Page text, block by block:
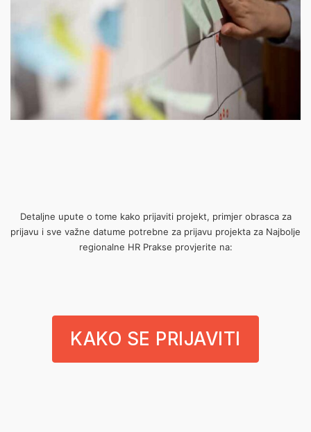
Detaljne upute o tome kako prijaviti projekt, primjer obrasca za
prijavu i sve važne datume potrebne za prijavu projekta za Najbolje
regionalne HR Prakse provjerite na:
KAKO SE PRIJAVITI